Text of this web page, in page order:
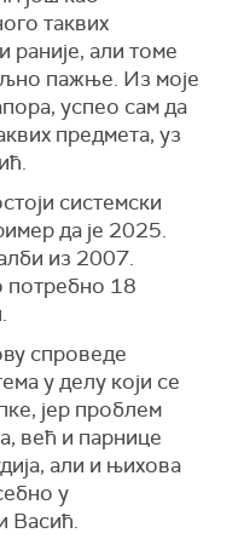
таквих
раније, али томе
пажње. Из моје
успео сам да
предмета, уз
системски
да је 2025.
из 2007.
потребно 18
спроведе
у делу који се
јер проблем
већ и парнице
али и њихова
у
Васић.